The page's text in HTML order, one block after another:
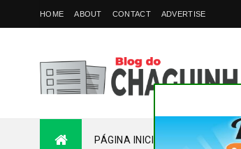
HOME ABOUT CONTACT ADVERTISE
PÁGINA INICIAL PLANTÃO